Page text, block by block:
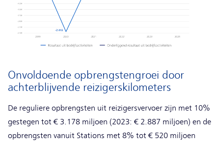
Onvoldoende opbrengstengroei door
achterblijvende reizigerskilometers
De reguliere opbrengsten uit reizigersvervoer zijn met 10%
gestegen tot € 3.178 miljoen (2023: € 2.887 miljoen) en de
opbrengsten vanuit Stations met 8% tot € 520 miljoen